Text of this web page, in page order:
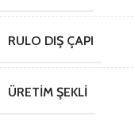
RULO DIŞ ÇAPI
ÜRETIM ŞEKLI